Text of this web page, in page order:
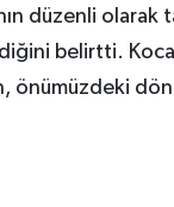
düzenli olarak
belirtti.
önümüzdeki